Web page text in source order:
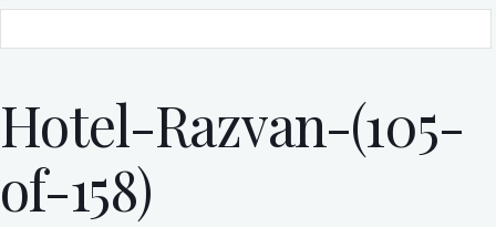
Hotel-Razvan-(105-
of-158)